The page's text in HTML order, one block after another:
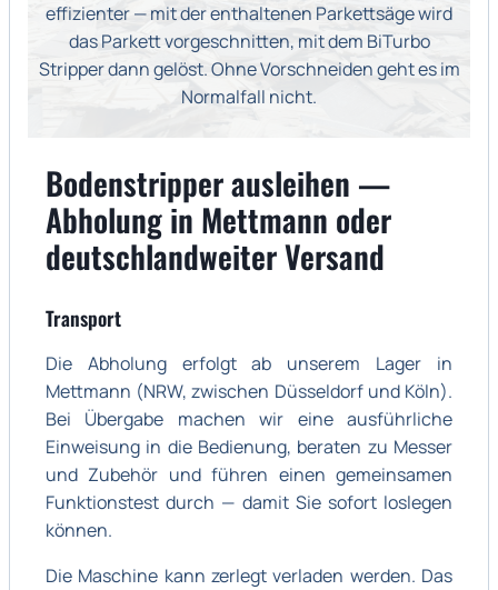
effizienter — mit der enthaltenen Parkettsäge wird
das Parkett vorgeschnitten, mit dem BiTurbo
Stripper dann gelöst. Ohne Vorschneiden geht es im
Normalfall nicht.
Bodenstripper ausleihen —
Abholung in Mettmann oder
deutschlandweiter Versand
Transport
Die Abholung erfolgt ab unserem Lager in
Mettmann (NRW, zwischen Düsseldorf und Köln).
Bei Übergabe machen wir eine ausführliche
Einweisung in die Bedienung, beraten zu Messer
und Zubehör und führen einen gemeinsamen
Funktionstest durch — damit Sie sofort loslegen
können.
Die Maschine kann zerlegt verladen werden. Das